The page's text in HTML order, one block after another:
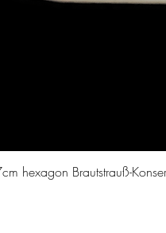
hexagon Brautstrauß-